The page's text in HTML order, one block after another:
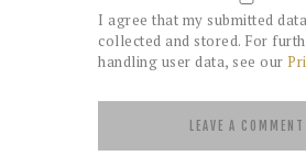
I agree that my submitted
collected and stored. For
handling user data, see our